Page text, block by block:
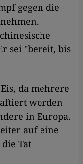
gegen die
sei "bereit, bis
da mehrere
worden
in Europa.
auf eine
Tat